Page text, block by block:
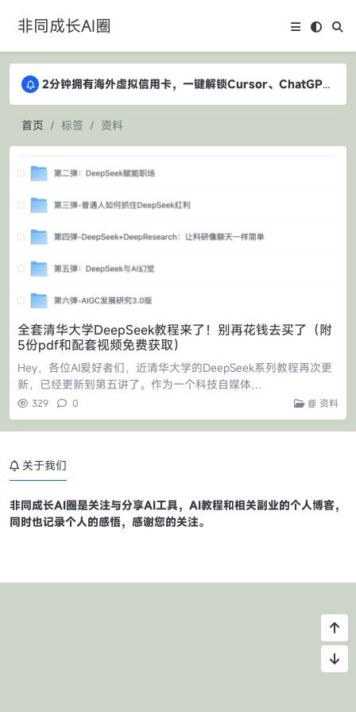
非同成长AI圈
2分钟拥有海外虚拟信用卡，一键解锁Cursor、ChatGPT Plus、Claude等AI服务
2分钟拥有海外虚拟信用卡，一键解锁Cursor、ChatGPT Plus、Claude等AI服务
2分钟拥有海外虚拟信用卡，一键解锁Cursor、ChatGPT Plus、Claude等AI服务
首页 标签 资料
全套清华大学DeepSeek教程来了！别再花钱去买了（附
5份pdf和配套视频免费获取）
Hey，各位AI爱好者们，近清华大学的DeepSeek系列教程再次更
新，已经更新到第五讲了。作为一个科技自媒体…
329 0 📘 资料
关于我们
非同成长AI圈是关注与分享AI工具，AI教程和相关副业的个人博客，
同时也记录个人的感悟，感谢您的关注。